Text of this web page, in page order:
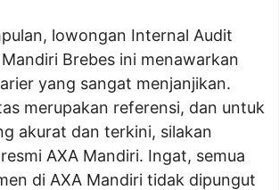
lowongan Internal Audit
Brebes ini menawarkan
yang sangat menjanjikan.
merupakan referensi, dan untuk
akurat dan terkini, silakan
AXA Mandiri. Ingat, semua
di AXA Mandiri tidak dipungut